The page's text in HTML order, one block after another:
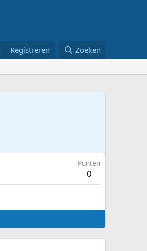
Registreren Zoeken
Punten
0